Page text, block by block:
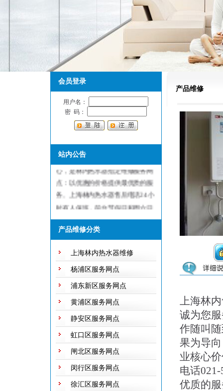
会员登录
用户名：
密 码：
站内公告
上海林内热水器售后维修服务中
心，是林内热水器指定维修服务网
点：以优惠的价格提供最优质的服
务。上海林内热水器售后电话24小
时有人值班，前台节假日和周六日
随修欢迎来电！
产品维修分类
上海林内热水器维修
杨浦区服务网点
浦东新区服务网点
黄浦区服务网点
静安区服务网点
虹口区服务网点
闸北区服务网点
闵行区服务网点
徐汇区服务网点
产品维修
上海林
诚为您
作随叫
果为导
业核心
电话
优质的